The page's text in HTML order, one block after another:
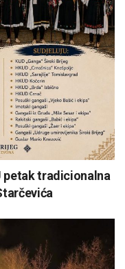
petak tradicionalna